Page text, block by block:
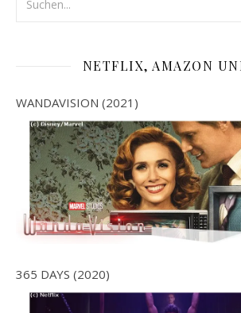
NETFLIX, AMAZON
WANDAVISION (2021)
365 DAYS (2020)